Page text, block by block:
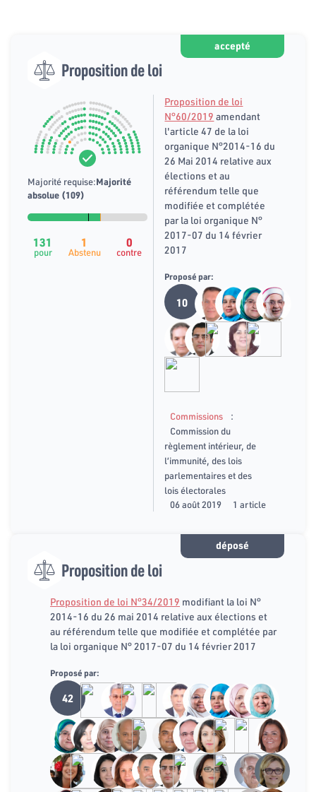
accepté
Proposition de loi
Majorité requise:Majorité
absolue (109)
131
pour
1
Abstenu
0
contre
Proposition de loi
N°60/2019 amendant
l'article 47 de la loi
organique N°2014-16 du
26 Mai 2014 relative aux
élections et au
référendum telle que
modifiée et complétée
par la loi organique N°
2017-07 du 14 février
2017
Proposé par:
10
Commissions :
Commission du
règlement intérieur, de
l’immunité, des lois
parlementaires et des
lois électorales
06 août 2019
1 article
déposé
Proposition de loi
Proposition de loi N°34/2019 modifiant la loi N°
2014-16 du 26 mai 2014 relative aux élections et
au référendum telle que modifiée et complétée par
la loi organique N° 2017-07 du 14 février 2017
Proposé par:
42